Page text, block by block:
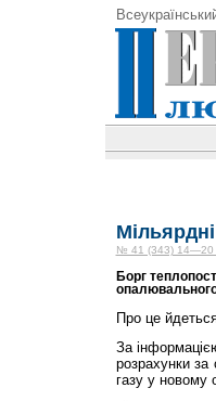
№ 41 (343) 14—20
Борг
Про це
За
розрахунки
газу у новому